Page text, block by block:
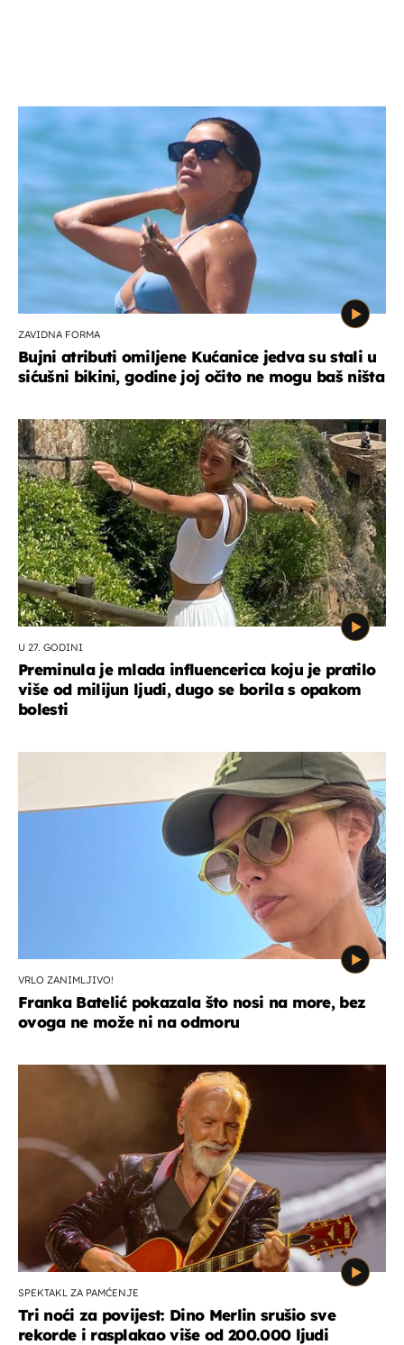
ZAVIDNA FORMA
Bujni atributi omiljene Kućanice jedva su stali u
sićušni bikini, godine joj očito ne mogu baš ništa
U 27. GODINI
Preminula je mlada influencerica koju je pratilo
više od milijun ljudi, dugo se borila s opakom
bolesti
VRLO ZANIMLJIVO!
Franka Batelić pokazala što nosi na more, bez
ovoga ne može ni na odmoru
SPEKTAKL ZA PAMĆENJE
Tri noći za povijest: Dino Merlin srušio sve
rekorde i rasplakao više od 200.000 ljudi